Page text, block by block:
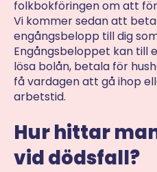
folkbokföringen om att
Vi kommer sedan att
engångsbelopp till dig
Engångsbeloppet kan till
lösa bolån, betala för
få vardagen att gå ihop
arbetstid.
Hur hittar
vid dödsfall?